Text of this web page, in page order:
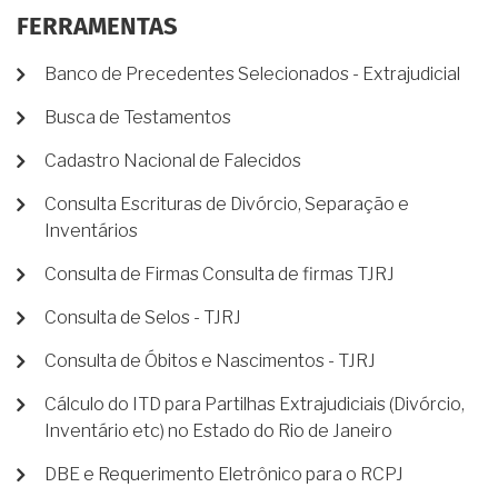
FERRAMENTAS
Banco de Precedentes Selecionados - Extrajudicial
Busca de Testamentos
Cadastro Nacional de Falecidos
Consulta Escrituras de Divórcio, Separação e
Inventários
Consulta de Firmas Consulta de firmas TJRJ
Consulta de Selos - TJRJ
Consulta de Óbitos e Nascimentos - TJRJ
Cálculo do ITD para Partilhas Extrajudiciais (Divórcio,
Inventário etc) no Estado do Rio de Janeiro
DBE e Requerimento Eletrônico para o RCPJ